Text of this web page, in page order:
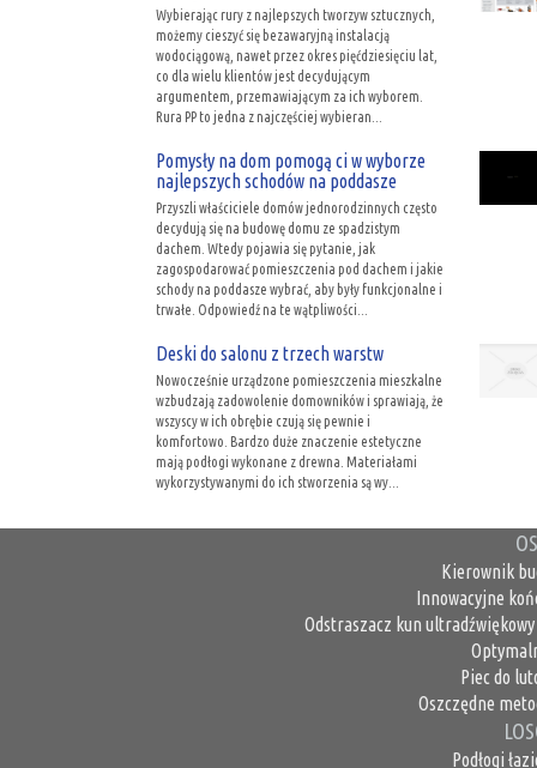
Wybierając rury z najlepszych tworzyw sztucznych,
możemy cieszyć się bezawaryjną instalacją
wodociągową, nawet przez okres pięćdziesięciu lat,
co dla wielu klientów jest decydującym
argumentem, przemawiającym za ich wyborem.
Rura PP to jedna z najczęściej wybieran...
Pomysły na dom pomogą ci w wyborze
najlepszych schodów na poddasze
Przyszli właściciele domów jednorodzinnych często
decydują się na budowę domu ze spadzistym
dachem. Wtedy pojawia się pytanie, jak
zagospodarować pomieszczenia pod dachem i jakie
schody na poddasze wybrać, aby były funkcjonalne i
trwałe. Odpowiedź na te wątpliwości...
Deski do salonu z trzech warstw
Nowocześnie urządzone pomieszczenia mieszkalne
wzbudzają zadowolenie domowników i sprawiają, że
wszyscy w ich obrębie czują się pewnie i
komfortowo. Bardzo duże znaczenie estetyczne
mają podłogi wykonane z drewna. Materiałami
wykorzystywanymi do ich stworzenia są wy...
Kierownik
Innowacyjne
Odstraszacz kun
Piec do
Oszczędne
Podłogi